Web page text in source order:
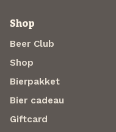
Shop
Beer Club
Shop
Bierpakket
Bier cadeau
Giftcard